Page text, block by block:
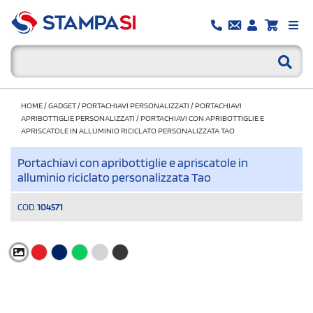
HOME/GADGET/PORTACHIAVI PERSONALIZZATI /PORTACHIAVI
APRIBOTTIGLIE PERSONALIZZATI /PORTACHIAVI CON APRIBOTTIGLIE E
APRISCATOLE IN ALLUMINIO RICICLATO PERSONALIZZATA TAO
Portachiavi con apribottiglie e apriscatole in
alluminio riciclato personalizzata Tao
COD. 104571